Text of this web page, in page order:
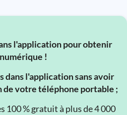
l'application pour obtenir
!
dans l'application sans avoir
de votre téléphone portable ;
100 % gratuit à plus de 4 000